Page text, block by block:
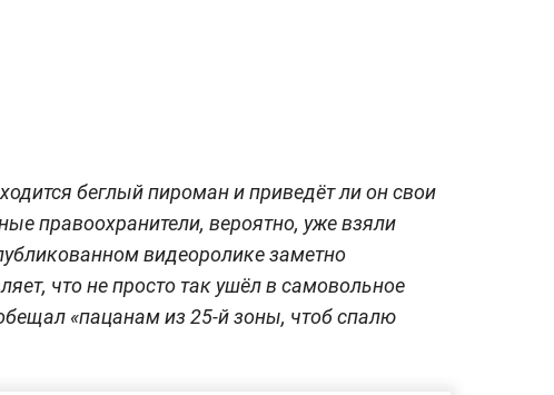
беглый пироман и приведёт ли он свои
правоохранители, вероятно, уже взяли
видеоролике заметно
что не просто так ушёл в самовольное
«пацанам из 25-й зоны, чтоб спалю